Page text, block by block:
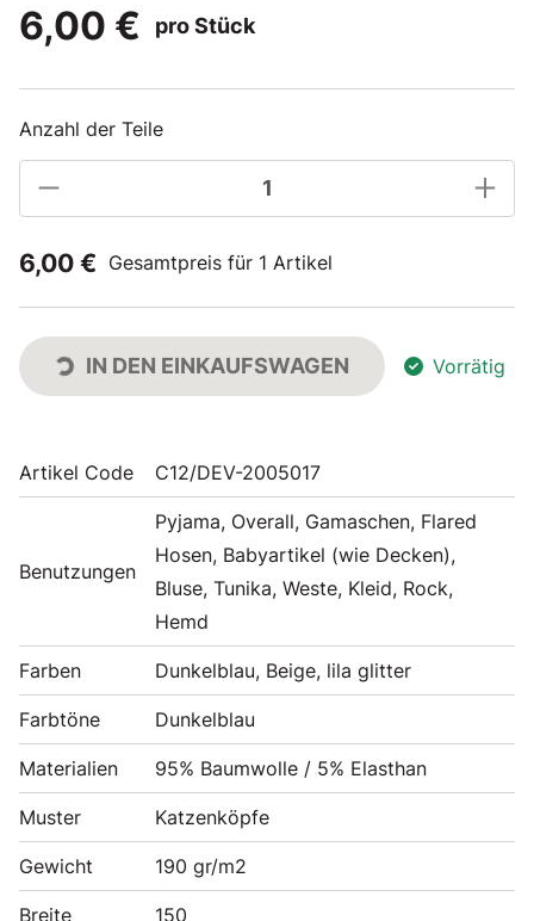
6,00 € pro Stück
Anzahl der Teile
6,00 € Gesamtpreis für 1 Artikel
IN DEN EINKAUFSWAGEN Vorrätig
Artikel Code C12/DEV-2005017
Benutzungen
Pyjama, Overall, Gamaschen, Flared
Hosen, Babyartikel (wie Decken),
Bluse, Tunika, Weste, Kleid, Rock,
Hemd
Farben Dunkelblau, Beige, lila glitter
Farbtöne Dunkelblau
Materialien 95% Baumwolle / 5% Elasthan
Muster Katzenköpfe
Gewicht 190 gr/m2
Breite 150